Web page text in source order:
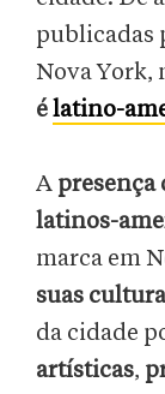
publicadas
Nova York,
élatino-
A presença
latinos-
marca em
suas
da cidade
artísticas,